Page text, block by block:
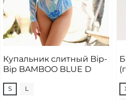
Купальник слитный Bip-
Bip BAMBOO BLUE D
S L